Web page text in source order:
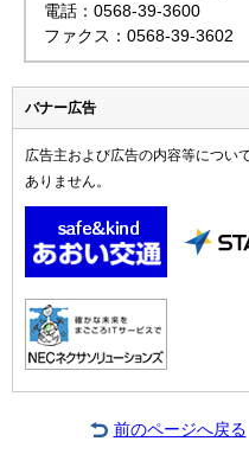
電話：0568-39-3600
ファクス：0568-39-3602
バナー広告
広告主および広告の内容等につい
ありません。
前のページへ戻る